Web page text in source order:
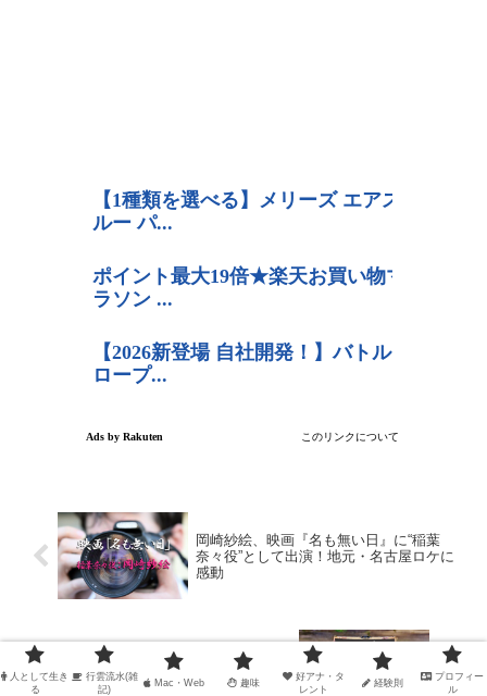
岡崎紗絵、映画『名も無い日』に“稲葉
奈々役”として出演！地元・名古屋ロケに
感動
コーヒーと餃子の専門店「FIL#(フィル)」
など、代々木上原商店街を紹介！【所さ
んお届けモノです！】
人として生き
る
行雲流水(雑
記)
Mac・Web 趣味
好アナ・タ
レント
経験則
プロフィー
ル